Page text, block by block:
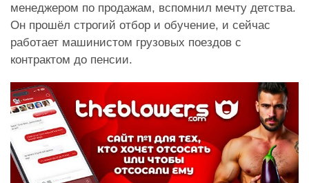
менеджером по продажам, вспомнил мечту детства.
Он прошёл строгий отбор и обучение, и сейчас
работает машинистом грузовых поездов с
контрактом до пенсии.